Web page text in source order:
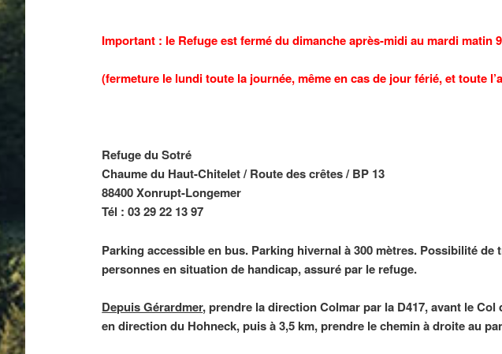
Important : le Refuge est fermé du dimanche après-midi au mardi matin
(fermeture le lundi toute la journée, même en cas de jour férié, et toute
Refuge du Sotré
Chaume du Haut-Chitelet / Route des crêtes / BP 13
88400 Xonrupt-Longemer
Tél : 03 29 22 13 97
Parking accessible en bus. Parking hivernal à 300 mètres. Possibilité
personnes en situation de handicap, assuré par le refuge.
Depuis Gérardmer, prendre la direction Colmar par la D417, avant le
en direction du Hohneck, puis à 3,5 km, prendre le chemin à droite au